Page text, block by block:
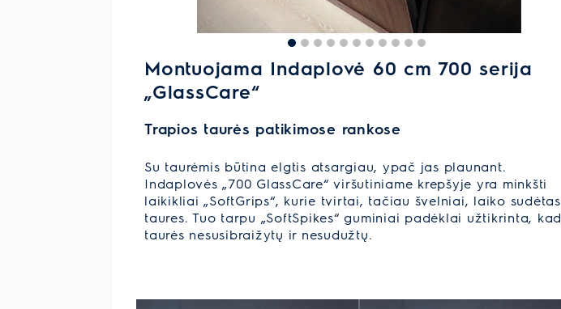
Montuojama Indaplovė 60 cm 700 serija
„GlassCare“
Trapios taurės patikimose rankose
Su taurėmis būtina elgtis atsargiau, ypač jas plaunant.
Indaplovės „700 GlassCare“ viršutiniame krepšyje yra minkšti
laikikliai „SoftGrips“, kurie tvirtai, tačiau švelniai, laiko sudėtas
taures. Tuo tarpu „SoftSpikes“ guminiai padėklai užtikrinta, kad
taurės nesusibraižytų ir nesudužtų.